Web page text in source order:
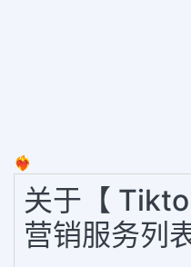
❤️‍🔥
关于【
营销服务列